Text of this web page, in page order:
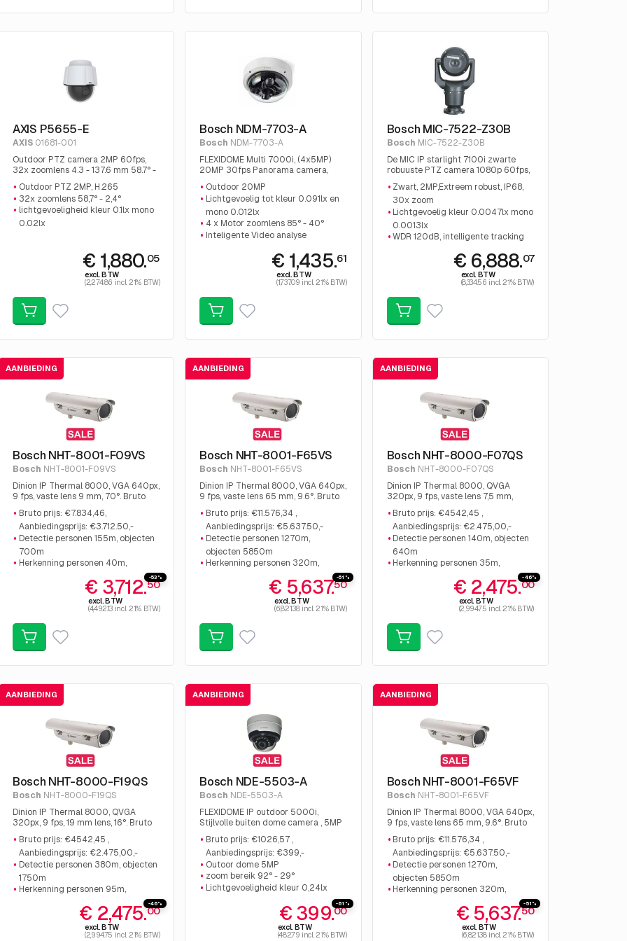
AXIS P5655-E
AXIS 01681-001
Outdoor PTZ camera 2MP 60fps,
32x zoomlens 4.3 - 137.6 mm 58.7° -
2.4°, audio, I/O, H.265
Outdoor PTZ 2MP, H.265
32x zoomlens 58,7° - 2,4°
lichtgevoeligheid kleur 0.1lx mono
0.02lx
€ 1,880.05
excl. BTW
(2,274.86 incl. 21% BTW)
Bosch NDM-7703-A
Bosch NDM-7703-A
FLEXIDOME Multi 7000i, (4x5MP)
20MP 30fps Panorama camera,
dag/nacht, WDR, Intelligent Video
Analytics
Outdoor 20MP
Lichtgevoelig tot kleur 0.091lx en
mono 0.012lx
4 x Motor zoomlens 85° - 40°
Inteligente Video analyse
€ 1,435.61
excl. BTW
(1,737.09 incl. 21% BTW)
Bosch MIC-7522-Z30B
Bosch MIC-7522-Z30B
De MIC IP starlight 7100i zwarte
robuuste PTZ camera 1080p 60fps,
IP68, zeer lichtgevoelig, intelligente
tracking
Zwart, 2MP,Extreem robust, IP68,
30x zoom
Lichtgevoelig kleur 0.0047lx mono
0.0013lx
WDR 120dB, intelligente tracking
€ 6,888.07
excl. BTW
(8,334.56 incl. 21% BTW)
AANBIEDING
Bosch NHT-8001-F09VS
Bosch NHT-8001-F09VS
Dinion IP Thermal 8000, VGA 640px,
9 fps, vaste lens 9 mm, 70°. Bruto
prijs: €7.834,46, Aanbiedingsprijs:
€3.712.50,-
Bruto prijs: €7.834,46,
Aanbiedingsprijs: €3.712.50,-
Detectie personen 155m, objecten
700m
Herkenning personen 40m,
Identificatie personen 20m,
-53%
€ 3,712.50
excl. BTW
(4,492.13 incl. 21% BTW)
AANBIEDING
Bosch NHT-8001-F65VS
Bosch NHT-8001-F65VS
Dinion IP Thermal 8000, VGA 640px,
9 fps, vaste lens 65 mm, 9.6°. Bruto
prijs: €11.576,34 , Aanbiedingsprijs:
€5.637.50,-
Bruto prijs: €11.576,34 ,
Aanbiedingsprijs: €5.637.50,-
Detectie personen 1270m,
objecten 5850m
Herkenning personen 320m,
Identificatie personen 160m,
-51%
€ 5,637.50
excl. BTW
(6,821.38 incl. 21% BTW)
AANBIEDING
Bosch NHT-8000-F07QS
Bosch NHT-8000-F07QS
Dinion IP Thermal 8000, QVGA
320px, 9 fps, vaste lens 7,5 mm,
41,8°. Bruto prijs: €4542,45 ,
Aanbiedingsprijs: €2.475,00,-
Bruto prijs: €4542,45 ,
Aanbiedingsprijs: €2.475,00,-
Detectie personen 140m, objecten
640m
Herkenning personen 35m,
Identificatie personen 18 m,
-46%
€ 2,475.00
excl. BTW
(2,994.75 incl. 21% BTW)
AANBIEDING
Bosch NHT-8000-F19QS
Bosch NHT-8000-F19QS
Dinion IP Thermal 8000, QVGA
320px, 9 fps, 19 mm lens, 16°. Bruto
prijs: €4542,45 , Aanbiedingsprijs:
€2.475,00,-
Bruto prijs: €4542,45 ,
Aanbiedingsprijs: €2.475,00,-
Detectie personen 380m, objecten
1750m
Herkenning personen 95m,
Identificatie personen 48m,
-46%
€ 2,475.00
excl. BTW
(2,994.75 incl. 21% BTW)
AANBIEDING
Bosch NDE-5503-A
Bosch NDE-5503-A
FLEXIDOME IP outdoor 5000i,
Stijlvolle buiten dome camera , 5MP
dag/nacht met zoomlens , H.265,
audio, I/O, IP66. Deze aanbieding is
beschikbaar wegens een gecanceld
project. Bruto prijs: €1026,57 ,
Aanbiedingsprijs: €399,-
Bruto prijs: €1026,57 ,
Aanbiedingsprijs: €399,-
Outoor dome 5MP
zoom bereik 92° - 29°
Lichtgevoeligheid kleur 0,24lx
-61%
€ 399.00
excl. BTW
(482.79 incl. 21% BTW)
AANBIEDING
Bosch NHT-8001-F65VF
Bosch NHT-8001-F65VF
Dinion IP Thermal 8000, VGA 640px,
9 fps, vaste lens 65 mm, 9.6°. Bruto
prijs: €11.576,34 , Aanbiedingsprijs:
€5.637.50,-
Bruto prijs: €11.576,34 ,
Aanbiedingsprijs: €5.637.50,-
Detectie personen 1270m,
objecten 5850m
Herkenning personen 320m,
Identificatie personen 160m,
-51%
€ 5,637.50
excl. BTW
(6,821.38 incl. 21% BTW)